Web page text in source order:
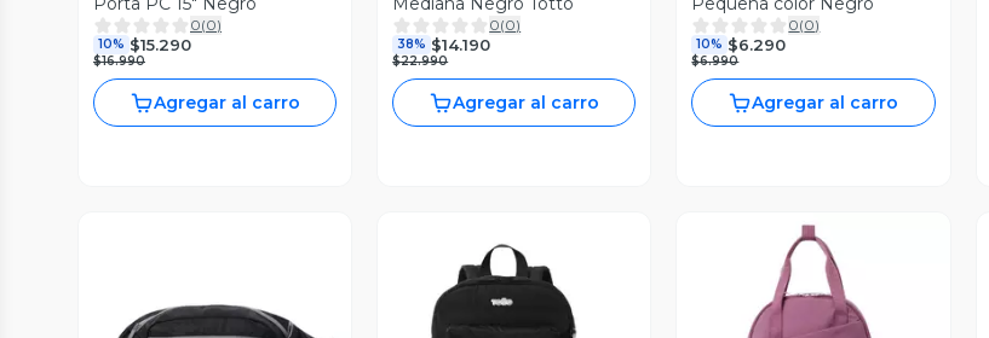
0(0)
10% $15.290
$16.990
Agregar al carro
0(0)
38% $14.190
$22.990
Agregar al carro
0(0)
10% $6.290
$6.990
Agregar al carro